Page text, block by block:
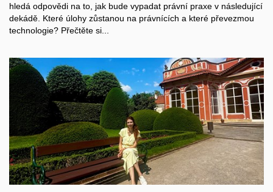
hledá odpovědi na to, jak bude vypadat právní praxe v následující
dekádě. Které úlohy zůstanou na právnících a které převezmou
technologie? Přečtěte si...